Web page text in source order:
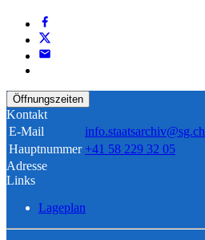
Öffnungszeiten
Kontakt
E-Mail
info.staatsarchiv@sg.ch
Hauptnummer +41 58 229 32 05
Adresse
Links
Lageplan